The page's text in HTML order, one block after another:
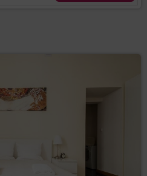
lub w związku
art. 32 RODO, tj, uwzględniając
koszt wdrażania oraz
odpowiednie środki techniczne i
zapewnić stopień bezpieczeństwa
ryzyku.